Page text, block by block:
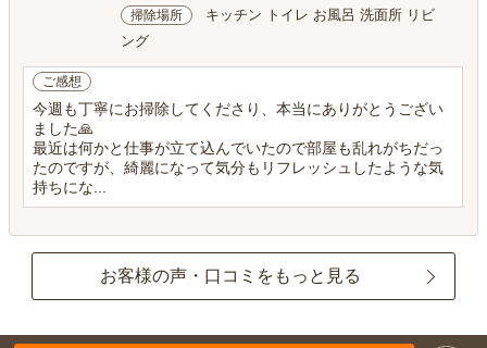
掃除場所
キッチン トイレ お風呂 洗面所 リビ
ング
ご感想
今週も丁寧にお掃除してくださり、本当にありがとうござい
ました🙏
最近は何かと仕事が立て込んでいたので部屋も乱れがちだっ
たのですが、綺麗になって気分もリフレッシュしたような気
持ちにな...
お客様の声・口コミをもっと見る